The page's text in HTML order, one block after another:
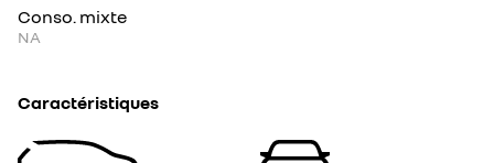
Conso. mixte
NA
Caractéristiques